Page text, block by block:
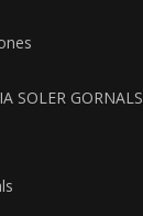
SOLER GORNALS